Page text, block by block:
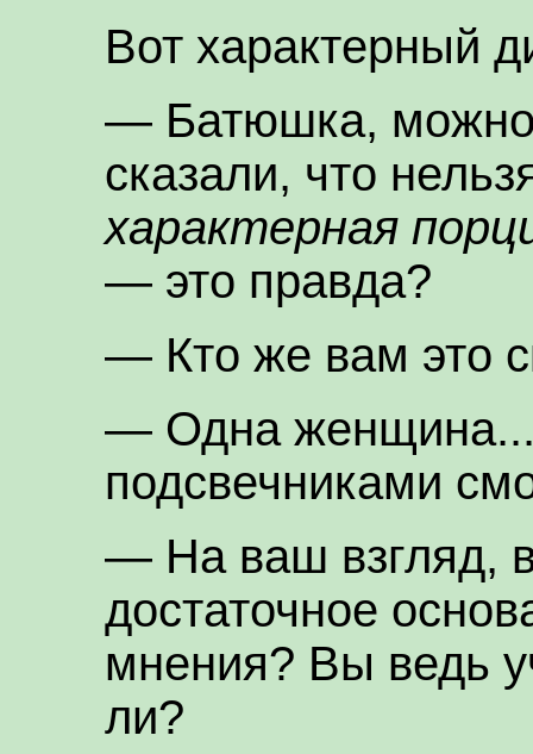
Вот характерный
— Батюшка, можно
сказали, что
характерная
— это правда?
— Кто же вам это
— Одна
подсвечниками
— На ваш взгляд,
достаточное
мнения? Вы ведь
ли?